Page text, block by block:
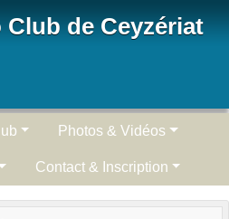
Club de Ceyzériat
Photos & Vidéos
Contact & Inscription